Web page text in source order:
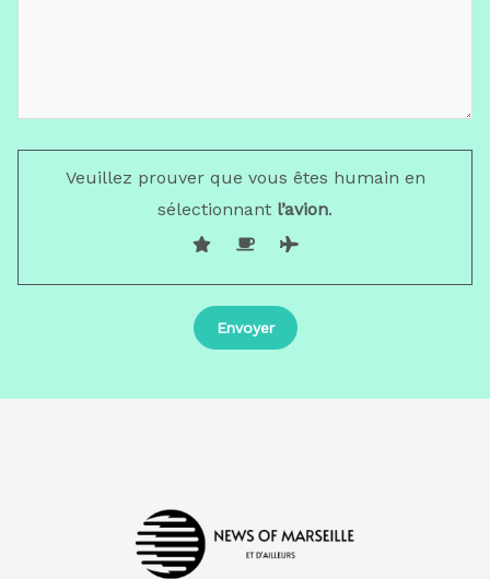
Veuillez prouver que vous êtes humain en
sélectionnant l’avion.